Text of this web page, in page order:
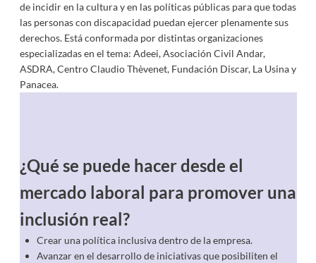
de incidir en la cultura y en las políticas públicas para que todas
las personas con discapacidad puedan ejercer plenamente sus
derechos. Está conformada por distintas organizaciones
especializadas en el tema: Adeei, Asociación Civil Andar,
ASDRA, Centro Claudio Thèvenet, Fundación Discar, La Usina y
Panacea.
¿Qué se puede hacer desde el
mercado laboral para promover una
inclusión real?
Crear una política inclusiva dentro de la empresa.
Avanzar en el desarrollo de iniciativas que posibiliten el